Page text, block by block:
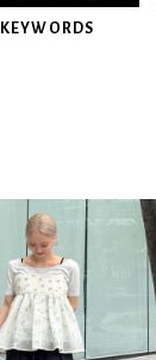
KEYWORDS